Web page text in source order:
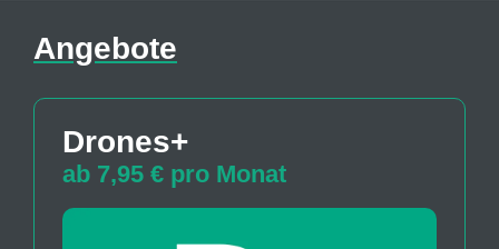
Angebote
Drones+
ab 7,95 € pro Monat